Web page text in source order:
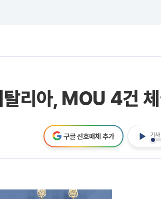
리아, MOU 4건
기사
구글 선호매체 추가